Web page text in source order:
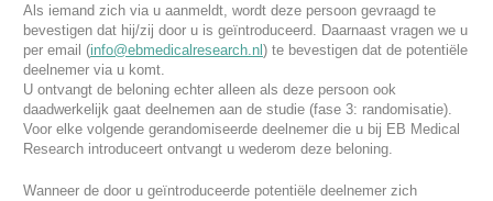
Als iemand zich via u aanmeldt, wordt deze persoon gevraagd te
bevestigen dat hij/zij door u is geïntroduceerd. Daarnaast vragen we u
per email (info@ebmedicalresearch.nl ) te bevestigen dat de potentiële
deelnemer via u komt.
U ontvangt de beloning echter alleen als deze persoon ook
daadwerkelijk gaat deelnemen aan de studie (fase 3: randomisatie).
Voor elke volgende gerandomiseerde deelnemer die u bij EB Medical
Research introduceert ontvangt u wederom deze beloning.
Wanneer de door u geïntroduceerde potentiële deelnemer zich